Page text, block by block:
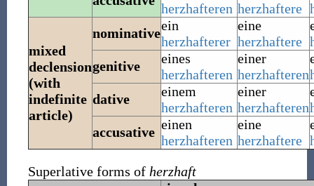
herzhafteren herzhaftere
mixed
declension
(with
indefinite
article)
nominativeein
herzhafterer
eine
herzhaftere
genitive
eines
herzhafteren
einer
herzhafteren
dative
einem
herzhafteren
einer
herzhafteren
accusative einen
herzhafteren
eine
herzhaftere
Superlative forms of herzhaft